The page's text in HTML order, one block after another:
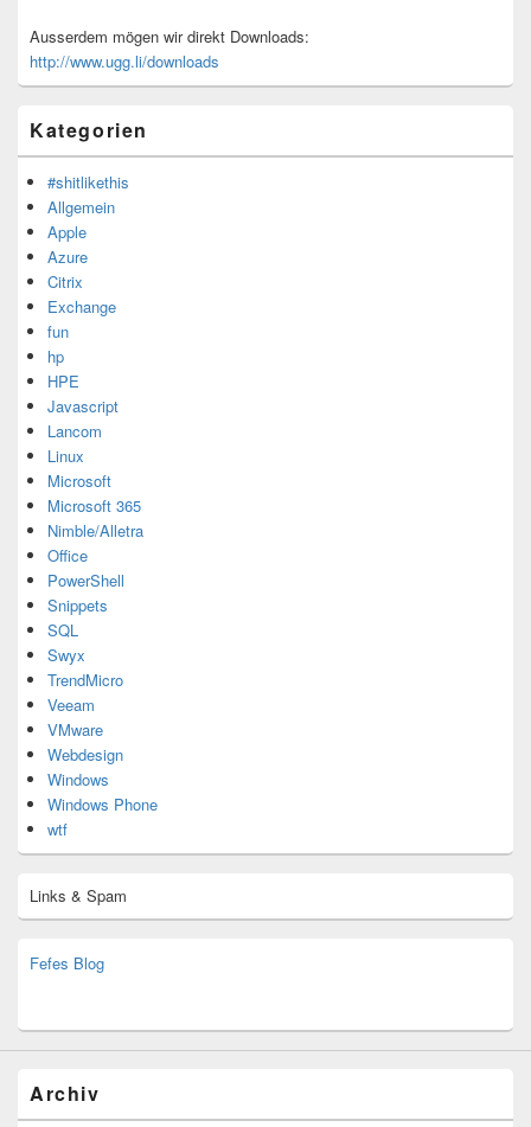
Ausserdem mögen wir direkt Downloads:
http://www.ugg.li/downloads
Kategorien
#shitlikethis
Allgemein
Apple
Azure
Citrix
Exchange
fun
hp
HPE
Javascript
Lancom
Linux
Microsoft
Microsoft 365
Nimble/Alletra
Office
PowerShell
Snippets
SQL
Swyx
TrendMicro
Veeam
VMware
Webdesign
Windows
Windows Phone
wtf
Links & Spam
Fefes Blog
Archiv